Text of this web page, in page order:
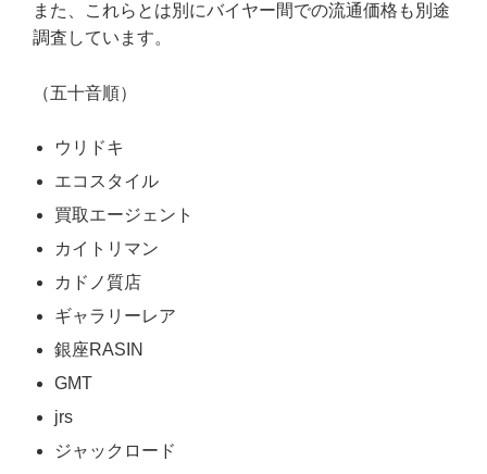
また、これらとは別にバイヤー間での流通価格も別途
調査しています。
（五十音順）
ウリドキ
エコスタイル
買取エージェント
カイトリマン
カドノ質店
ギャラリーレア
銀座RASIN
GMT
jrs
ジャックロード